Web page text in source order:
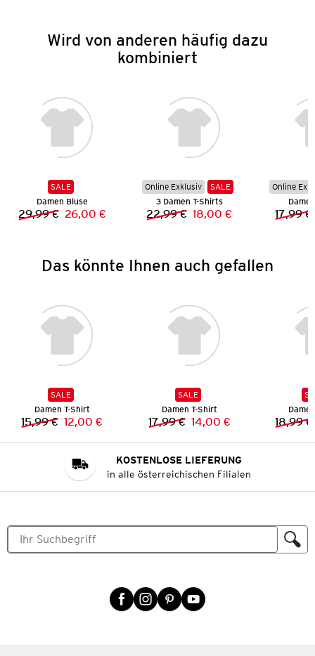
Wird von anderen häufig dazu
kombiniert
SALE
Damen Bluse
Vorheriger Preis:
29,99 € Neuer Preis:
26,00 €
Online Exklusiv
SALE
3 Damen T-Shirts
Vorheriger Preis:
22,99 € Neuer Preis:
18,00 €
Online
17,99 €
Das könnte Ihnen auch gefallen
SALE
Damen T-Shirt
Vorheriger Preis:
15,99 € Neuer Preis:
12,00 €
SALE
Damen T-Shirt
Vorheriger Preis:
17,99 € Neuer Preis:
14,00 € 18,99 €
KOSTENLOSE LIEFERUNG
in alle österreichischen Filialen